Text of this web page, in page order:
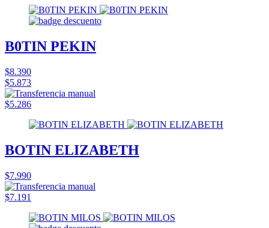
B0TIN PEKIN
$8.390
$5.873
$5.286
BOTIN ELIZABETH
$7.990
$7.191